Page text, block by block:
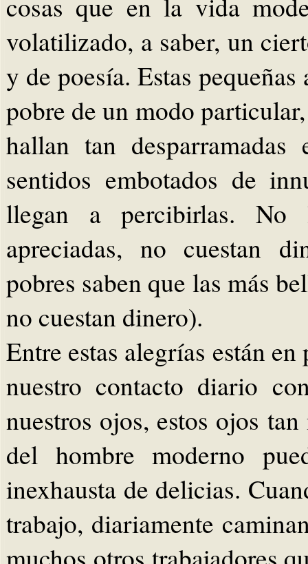
cosas que en la vida
volatilizado, a saber, un
y de poesía. Estas
pobre de un modo
hallan tan
sentidos embotados de
llegan a percibirlas.
apreciadas, no cuestan
pobres saben que las más
no cuestan dinero).
Entre estas alegrías están
nuestro contacto diario
nuestros ojos, estos ojos
del hombre moderno
inexhausta de delicias.
trabajo, diariamente